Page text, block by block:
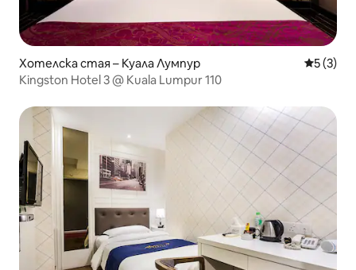
Хотелска стая – Куала Лумпур Средна
5 (3)
Kingston Hotel 3 @ Kuala Lumpur 110